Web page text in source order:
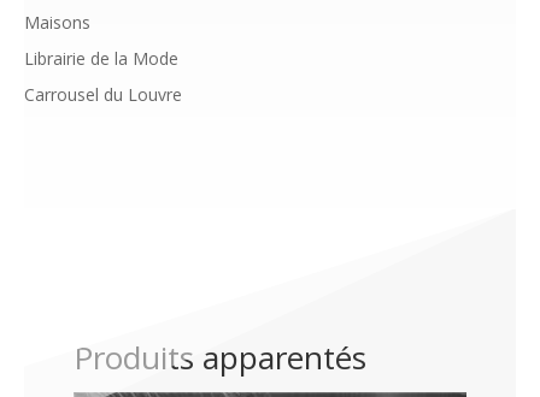
Maisons
Librairie de la Mode
Carrousel du Louvre
Produits apparentés